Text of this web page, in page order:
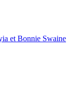
et Bonnie Swaine